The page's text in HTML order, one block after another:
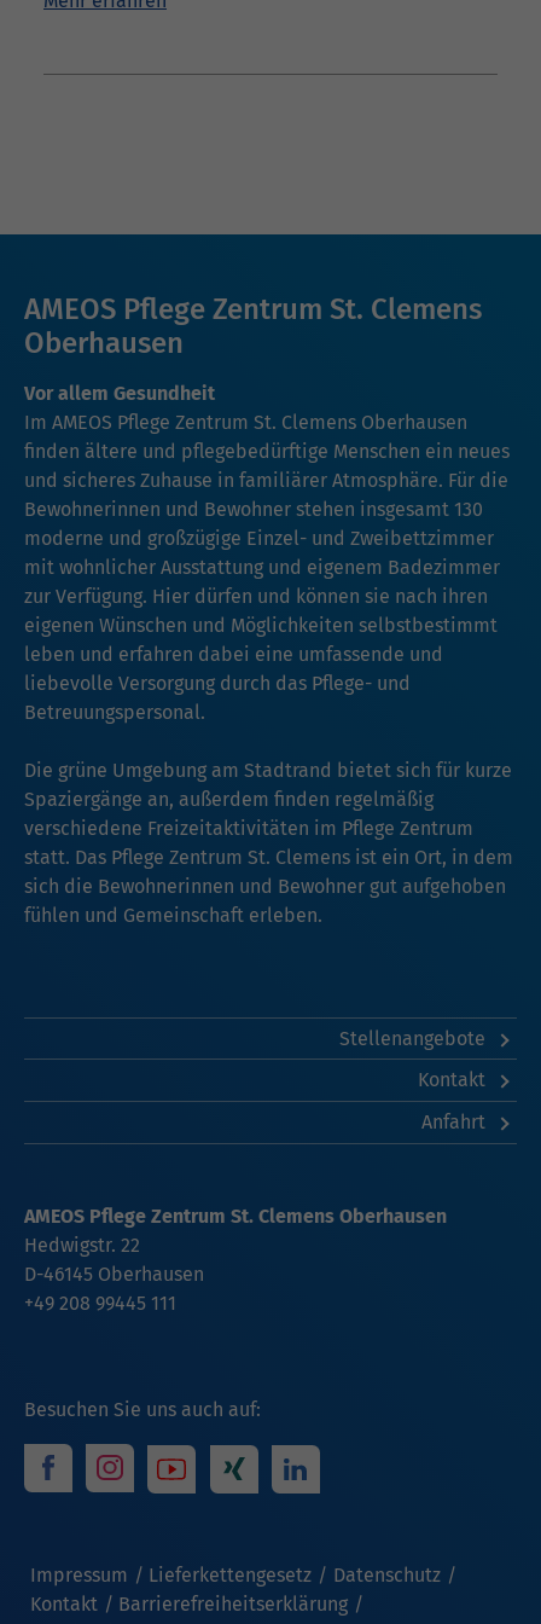
AMEOS Pflege Zentrum St. Clemens
Oberhausen
Vor allem Gesundheit
Im AMEOS Pflege Zentrum St. Clemens Oberhausen
finden ältere und pflegebedürftige Menschen ein neues
und sicheres Zuhause in familiärer Atmosphäre. Für die
Bewohnerinnen und Bewohner stehen insgesamt 130
moderne und großzügige Einzel- und Zweibettzimmer
mit wohnlicher Ausstattung und eigenem Badezimmer
zur Verfügung. Hier dürfen und können sie nach ihren
eigenen Wünschen und Möglichkeiten selbstbestimmt
leben und erfahren dabei eine umfassende und
liebevolle Versorgung durch das Pflege- und
Betreuungspersonal.
Die grüne Umgebung am Stadtrand bietet sich für kurze
Spaziergänge an, außerdem finden regelmäßig
verschiedene Freizeitaktivitäten im Pflege Zentrum
statt. Das Pflege Zentrum St. Clemens ist ein Ort, in dem
sich die Bewohnerinnen und Bewohner gut aufgehoben
fühlen und Gemeinschaft erleben.
Stellenangebote
Kontakt
Anfahrt
Besuchen Sie uns auch auf:
Impressum Lieferkettengesetz
Datenschutz
Kontakt
Barrierefreiheitserklärung
AMEOS Pflege Zentrum St. Clemens Oberhausen
Hedwigstr. 22
D-46145 Oberhausen
+49 208 99445 111